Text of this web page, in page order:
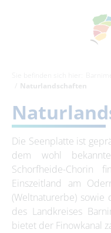
Naturlandschaften
Die Seenplatte ist
dem wohl
Schorfheide-Chorin
Einszeitland am
(Weltnaturerbe)
des Landkreises
bietet der Finowkanal